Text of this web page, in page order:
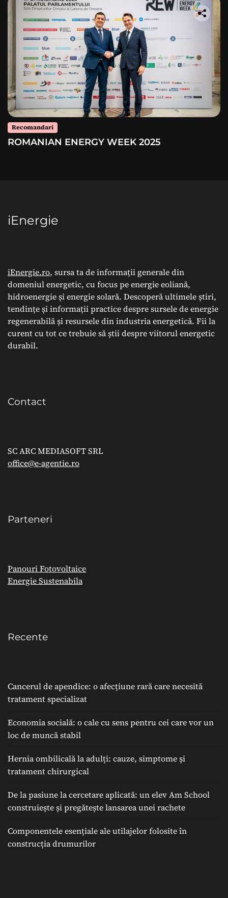
Recomandari
ROMANIAN ENERGY WEEK 2025
iEnergie
iEnergie.ro, sursa ta de informații generale din
domeniul energetic, cu focus pe energie eoliană,
hidroenergie și energie solară. Descoperă ultimele știri,
tendințe și informații practice despre sursele de energie
regenerabilă și resursele din industria energetică. Fii la
curent cu tot ce trebuie să știi despre viitorul energetic
durabil.
Contact
SC ARC MEDIASOFT SRL
office@e-agentie.ro
Parteneri
Panouri Fotovoltaice
Energie Sustenabila
Recente
Cancerul de apendice: o afecțiune rară care necesită
tratament specializat
Economia socială: o cale cu sens pentru cei care vor un
loc de muncă stabil
Hernia ombilicală la adulți: cauze, simptome și
tratament chirurgical
De la pasiune la cercetare aplicată: un elev Am School
construiește și pregătește lansarea unei rachete
Componentele esențiale ale utilajelor folosite în
construcția drumurilor